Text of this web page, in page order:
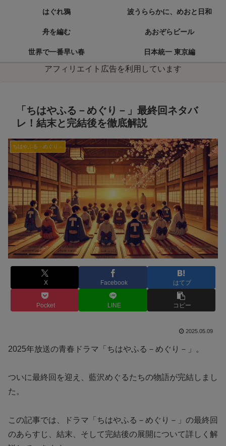
はぐれ鴉 波うららかに、めおと日和
舟を編む あおぞらビール
世界で一番早い春 日本統一 東京編
アフィリエイト広告を利用しています
「ちはやふる－めぐり－」最終回ネタバ
レ！結末と完結後を徹底解説
ちはやふる－めぐり－
X Facebook はてブ
Pocket LINE コピー
2025.05.09
2025年放送の青春ドラマ「ちはやふる－めぐり－」。
ついに最終回を迎え、藍沢めぐるたちの物語が完結しまし
た。
この記事では、ドラマ「ちはやふる－めぐり－」の最終回
のあらすじ、結末、そして完結後の展開について詳しく解